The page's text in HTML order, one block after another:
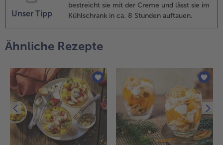
ca.Unser Tipp
bestreicht sie mit der Creme und lässt sie im
Kühlschrank in ca. 8 Stunden auftauen.
Ähnliche Rezepte